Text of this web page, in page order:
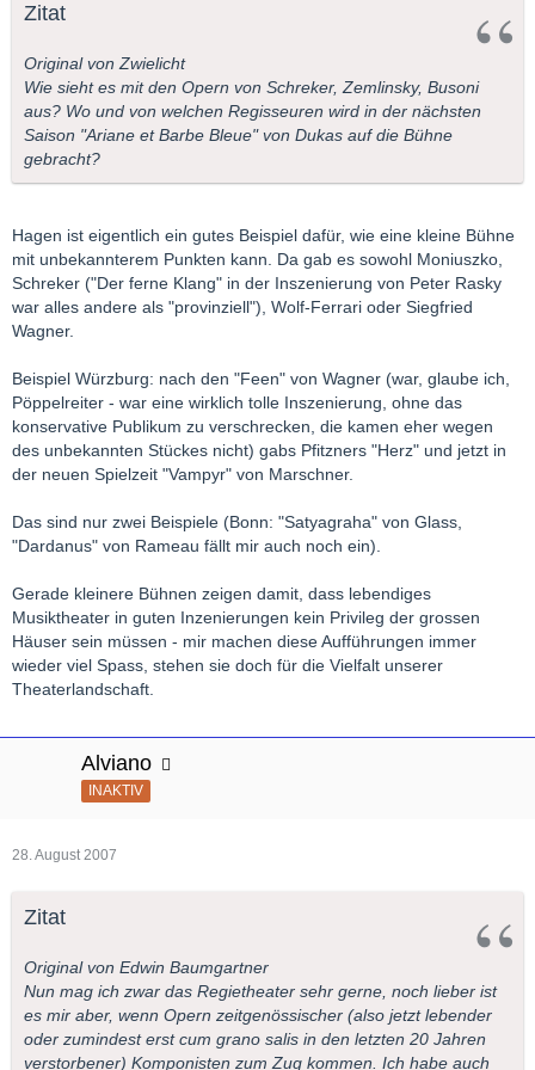
Intendanten mißbraucht, um dem zeitgenössischen
Zitat
Original von Zwielicht
Wie sieht es mit den Opern von Schreker, Zemlinsky, Busoni
aus? Wo und von welchen Regisseuren wird in der nächsten
Saison "Ariane et Barbe Bleue" von Dukas auf die Bühne
gebracht?
Hagen ist eigentlich ein gutes Beispiel dafür, wie eine kleine Bühne
mit unbekannterem Punkten kann. Da gab es sowohl Moniuszko,
Schreker ("Der ferne Klang" in der Inszenierung von Peter Rasky
war alles andere als "provinziell"), Wolf-Ferrari oder Siegfried
Wagner.
Beispiel Würzburg: nach den "Feen" von Wagner (war, glaube ich,
Pöppelreiter - war eine wirklich tolle Inszenierung, ohne das
konservative Publikum zu verschrecken, die kamen eher wegen
des unbekannten Stückes nicht) gabs Pfitzners "Herz" und jetzt in
der neuen Spielzeit "Vampyr" von Marschner.
Das sind nur zwei Beispiele (Bonn: "Satyagraha" von Glass,
"Dardanus" von Rameau fällt mir auch noch ein).
Gerade kleinere Bühnen zeigen damit, dass lebendiges
Musiktheater in guten Inzenierungen kein Privileg der grossen
Häuser sein müssen - mir machen diese Aufführungen immer
wieder viel Spass, stehen sie doch für die Vielfalt unserer
Theaterlandschaft.
Alviano
INAKTIV
28. August 2007
Zitat
Original von Edwin Baumgartner
Nun mag ich zwar das Regietheater sehr gerne, noch lieber ist
es mir aber, wenn Opern zeitgenössischer (also jetzt lebender
oder zumindest erst cum grano salis in den letzten 20 Jahren
verstorbener) Komponisten zum Zug kommen. Ich habe auch